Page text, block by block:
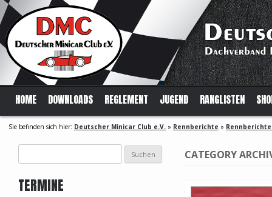
HOME DOWNLOADS REGLEMENT JUGEND RANGLISTEN
Sie befinden sich hier: Deutscher Minicar Club e.V. » Rennberichte »
CATEGORY
nach:
TERMINE